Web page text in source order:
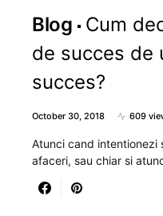
Blog
Cum
de succes de
succes?
October 30, 2018 609
Atunci cand intentionezi
afaceri, sau chiar si